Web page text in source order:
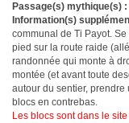
Passage(s) mythique(s) :
Information(s)
communal de Ti Payot.
pied sur la route raide
randonnée qui monte à
montée (et avant toute
autour du sentier,
blocs en contrebas.
Les blocs sont dans le